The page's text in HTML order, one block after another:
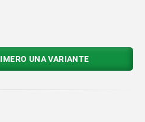
UNA VARIANTE